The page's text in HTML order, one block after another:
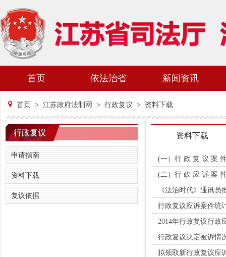
首页 依法治省 新闻资讯
首页 > 江苏政府法制网 > 行政复议 > 资料下载
行政复议
申请指南
资料下载
复议依据
资料下载
(一）行 政 复 议 案
(二）行 政 应 诉 案
《法治时代》通讯员
行政复议应诉案件统
2014年行政复议行政
行政复议决定被诉情
拟领取新行政复议应